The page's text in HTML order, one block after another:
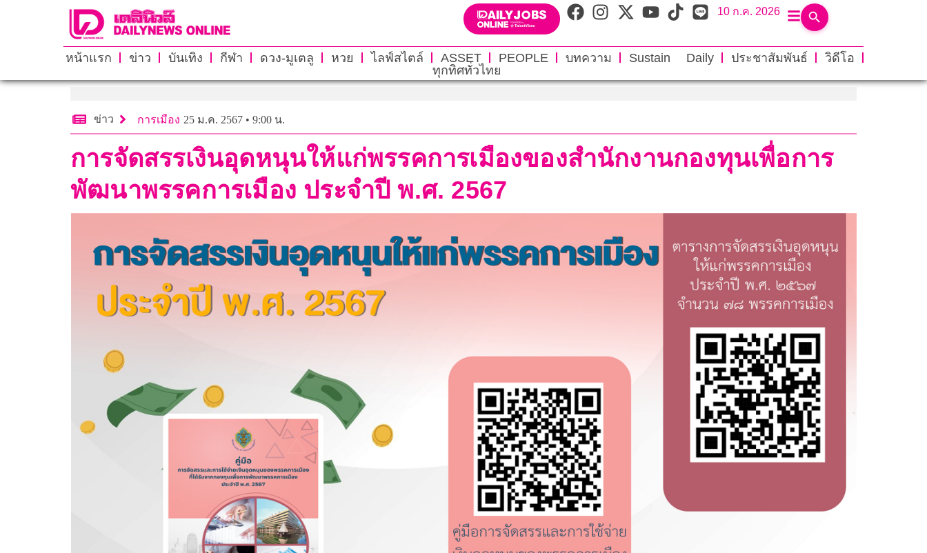
10 ก.ค. 2026
หน้าแรก ข่าว บันเทิง กีฬา ดวง-มูเตลู หวย ไลฟ์สไตล์ ASSET PEOPLE บทความ Sustain Daily ประชาสัมพันธ์
วิดีโอ
ทุกทิศทั่วไทย
ข่าว การเมือง 25 ม.ค. 2567 • 9:00 น.
การจัดสรรเงินอุดหนุนให้แก่พรรคการเมืองของสำนักงานกองทุนเพื่อการ
พัฒนาพรรคการเมือง ประจำปี พ.ศ. 2567